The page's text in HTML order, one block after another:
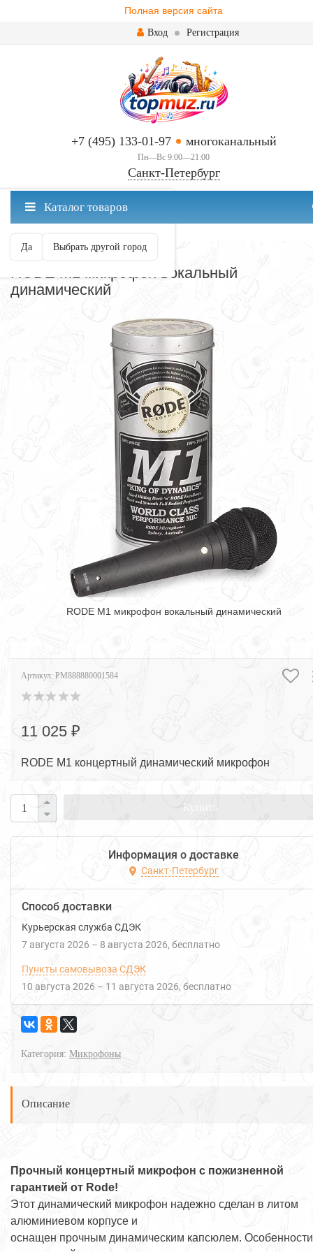
Полная версия сайта
Вход Регистрация
+7 (495) 133-01-97 многоканальный
Пн—Вс 9:00—21:00
Санкт-Петербург
Санкт-Петербург ваш город?
Да Выбрать другой город
Каталог товаров
МИКРОФОНЫ
RODE M1 микрофон вокальный
динамический
RODE M1 микрофон вокальный динамический
Артикул: PM888880001584
11 025 ₽
RODE M1 концертный динамический микрофон
Купить
Информация о доставке
Санкт-Петербург
Способ доставки
Курьерская служба СДЭК
7 августа 2026 – 8 августа 2026 Бесплатно
Пункты самовывоза СДЭК
10 августа 2026 – 11 августа 2026 Бесплатно
Категория: Микрофоны
Описание
Прочный концертный микрофон с пожизненной
гарантией от Rode!
Этот динамический микрофон надежно сделан в литом
алюминиевом корпусе и
оснащен прочным динамическим капсюлем. Особенности